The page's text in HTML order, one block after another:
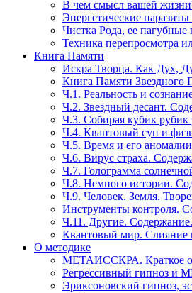
В чем смысл вашей
Энергетические
Чистка Рода, ее
Техника перепросмотра
Книга Памяти
Искра Творца. Как Дух,
Книга Памяти Звездного
Ч.1. Реальность и
Ч.2. Звездный десант.
Ч.3. Собирая кубик рубик
Ч.4. Квантовый суп и
Ч.5. Время и его
Ч.6. Вирус страха.
Ч.7. Голограмма
Ч.8. Немного истории.
Ч.9. Человек. Земля.
Инструменты контроля.
Ч.11. Другие.
Квантовый мир. Слияние
О методике
МЕТАИССКРА. Краткое
Регрессивный гипноз и
Эриксоновский гипноз,